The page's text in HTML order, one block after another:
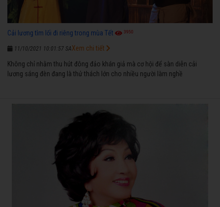
Cải lương tìm lối đi riêng trong mùa Tết 3950
11/10/2021 10:01:57 SA
Không chỉ nhằm thu hút đông đảo khán giả mà cơ hội để sàn diễn cải
lương sáng đèn đang là thử thách lớn cho nhiều người làm nghề
Xem chi tiết